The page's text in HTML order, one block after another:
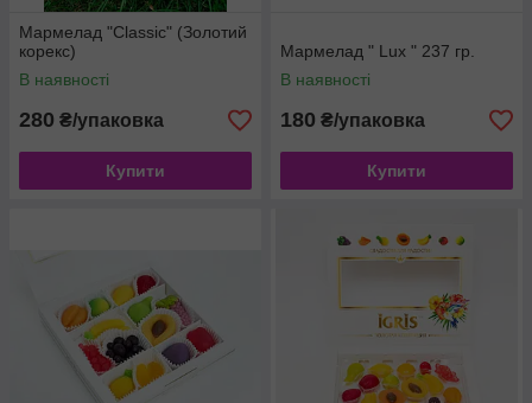
Мармелад "Classic" (Золотий
корекс)
В наявності
280 ₴/упаковка
Купити
Мармелад " Lux " 237 гр.
В наявності
180 ₴/упаковка
Купити